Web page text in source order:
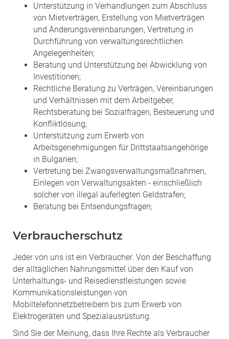
Unterstützung in Verhandlungen zum Abschluss
von Mietverträgen, Erstellung von Mietverträgen
und Änderungsvereinbarungen, Vertretung in
Durchführung von verwaltungsrechtlichen
Angelegenheiten;
Beratung und Unterstützung bei Abwicklung von
Investitionen;
Rechtliche Beratung zu Verträgen, Vereinbarungen
und Verhältnissen mit dem Arbeitgeber,
Rechtsberatung bei Sozialfragen, Besteuerung und
Konfliktlösung;
Unterstützung zum Erwerb von
Arbeitsgenehmigungen für Drittstaatsangehörige
in Bulgarien;
Vertretung bei Zwangsverwaltungsmaßnahmen,
Einlegen von Verwaltungsakten - einschließlich
solcher von illegal auferlegten Geldstrafen;
Beratung bei Entsendungsfragen;
Verbraucherschutz
Jeder von uns ist ein Verbraucher. Von der Beschaffung
der alltäglichen Nahrungsmittel über den Kauf von
Unterhaltungs- und Reisedienstleistungen sowie
Kommunikationsleistungen von
Mobiltelefonnetzbetreibern bis zum Erwerb von
Elektrogeräten und Spezialausrüstung.
Sind Sie der Meinung, dass Ihre Rechte als Verbraucher